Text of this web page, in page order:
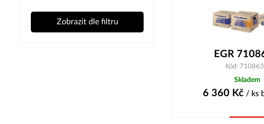
Zobrazit dle filtru
EGR
Kód:
Skladem
6 360 Kč/ ks